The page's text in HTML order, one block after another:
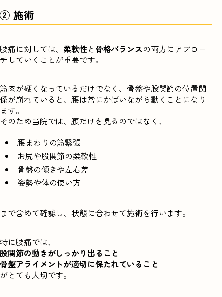
② 施術
腰痛に対しては、 柔軟性と 骨格バランスの両方にアプロー
チしていくことが重要です。
筋肉が硬くなっているだけでなく、骨盤や股関節の位置関
係が崩れていると、腰は常にかばいながら動くことになり
ます。
そのため当院では、腰だけを見るのではなく、
腰まわりの筋緊張
お尻や股関節の柔軟性
骨盤の傾きや左右差
姿勢や体の使い方
まで含めて確認し、状態に合わせて施術を行います。
特に腰痛では、
股関節の動きがしっかり出ること
骨盤アライメントが適切に保たれていること
がとても大切です。